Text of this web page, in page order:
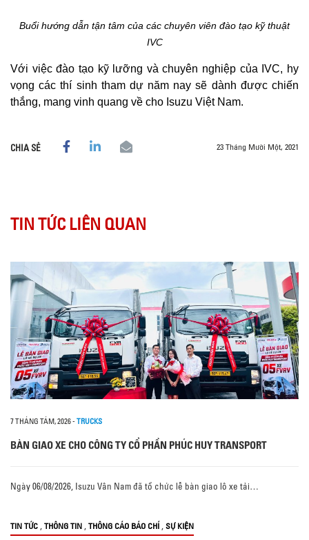
Buổi hướng dẫn tận tâm của các chuyên viên đào tạo kỹ thuật
IVC
Với việc đào tạo kỹ lưỡng và chuyên nghiệp của IVC, hy
vọng các thí sinh tham dự năm nay sẽ dành được chiến
thắng, mang vinh quang về cho Isuzu Việt Nam.
CHIA SẺ 23 Tháng Mười Một, 2021
TIN TỨC LIÊN QUAN
7 THÁNG TÁM, 2026- TRUCKS
BÀN GIAO XE CHO CÔNG TY CỔ PHẦN PHÚC HUY TRANSPORT
Ngày 06/08/2026, Isuzu Vân Nam đã tổ chức lễ bàn giao lô xe tải…
TIN TỨC , THÔNG TIN , THÔNG CÁO BÁO CHÍ , SỰ KIỆN